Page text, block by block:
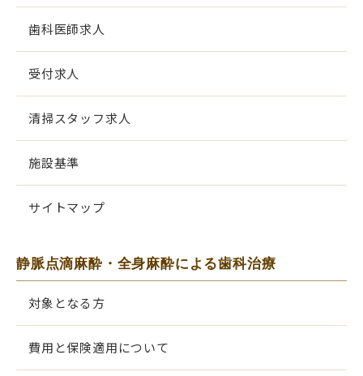
歯科医師求人
受付求人
清掃スタッフ求人
施設基準
サイトマップ
静脈点滴麻酔・全身麻酔による歯科治療
対象となる方
費用と保険適用について